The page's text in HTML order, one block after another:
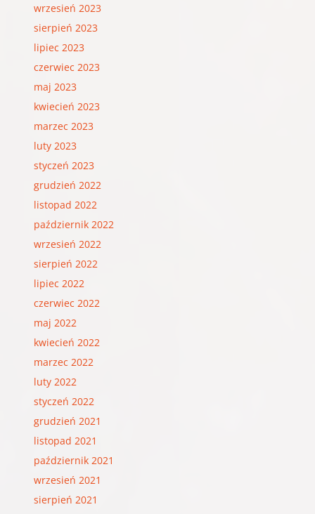
wrzesień 2023
sierpień 2023
lipiec 2023
czerwiec 2023
maj 2023
kwiecień 2023
marzec 2023
luty 2023
styczeń 2023
grudzień 2022
listopad 2022
październik 2022
wrzesień 2022
sierpień 2022
lipiec 2022
czerwiec 2022
maj 2022
kwiecień 2022
marzec 2022
luty 2022
styczeń 2022
grudzień 2021
listopad 2021
październik 2021
wrzesień 2021
sierpień 2021